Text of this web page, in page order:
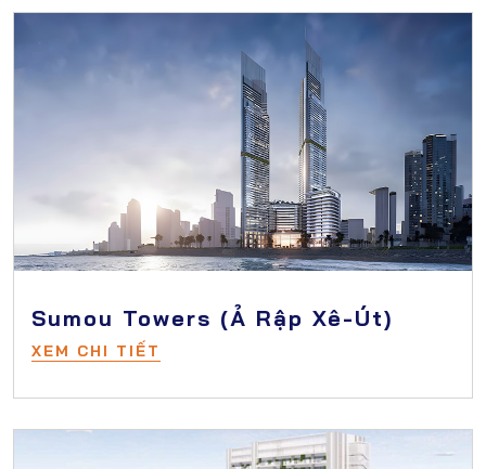
Sumou Towers (Ả Rập Xê-Út)
XEM CHI TIẾT